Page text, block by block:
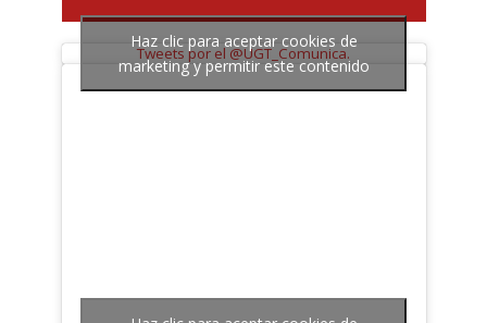
Tweets por el @UGT_Comunica.
Haz clic para aceptar cookies de
marketing y permitir este contenido